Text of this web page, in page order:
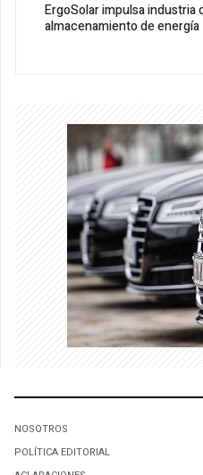
ErgoSolar impulsa industria
almacenamiento de energía
NOSOTROS
POLÍTICA EDITORIAL